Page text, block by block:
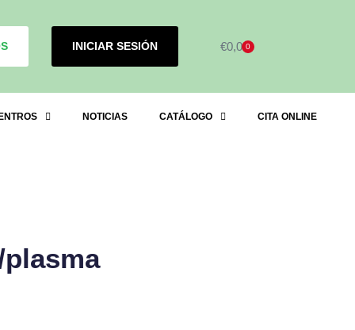
INICIAR SESIÓN €0,000
NOTICIAS CATÁLOGO CITA ONLINE